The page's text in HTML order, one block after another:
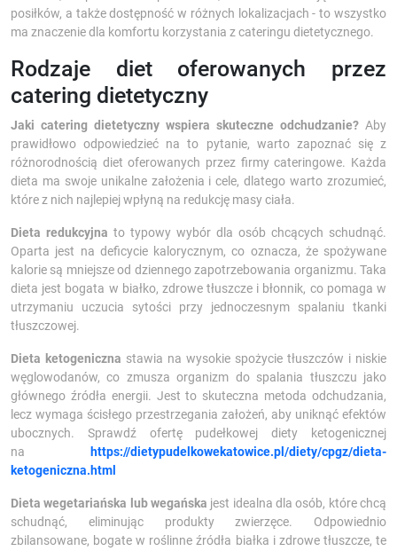
posiłków, a także dostępność w różnych lokalizacjach - to wszystko
ma znaczenie dla komfortu korzystania z cateringu dietetycznego.
Rodzaje diet oferowanych przez
catering dietetyczny
Jaki catering dietetyczny wspiera skuteczne odchudzanie? Aby
prawidłowo odpowiedzieć na to pytanie, warto zapoznać się z
różnorodnością diet oferowanych przez firmy cateringowe. Każda
dieta ma swoje unikalne założenia i cele, dlatego warto zrozumieć,
które z nich najlepiej wpłyną na redukcję masy ciała.
Dieta redukcyjna to typowy wybór dla osób chcących schudnąć.
Oparta jest na deficycie kalorycznym, co oznacza, że spożywane
kalorie są mniejsze od dziennego zapotrzebowania organizmu. Taka
dieta jest bogata w białko, zdrowe tłuszcze i błonnik, co pomaga w
utrzymaniu uczucia sytości przy jednoczesnym spalaniu tkanki
tłuszczowej.
Dieta ketogeniczna stawia na wysokie spożycie tłuszczów i niskie
węglowodanów, co zmusza organizm do spalania tłuszczu jako
głównego źródła energii. Jest to skuteczna metoda odchudzania,
lecz wymaga ścisłego przestrzegania założeń, aby uniknąć efektów
ubocznych. Sprawdź ofertę pudełkowej diety ketogenicznej
na
https://dietypudelkowekatowice.pl/diety/cpgz/dieta-
ketogeniczna.html
Dieta wegetariańska lub wegańska jest idealna dla osób, które chcą
schudnąć, eliminując produkty zwierzęce. Odpowiednio
zbilansowane, bogate w roślinne źródła białka i zdrowe tłuszcze, te